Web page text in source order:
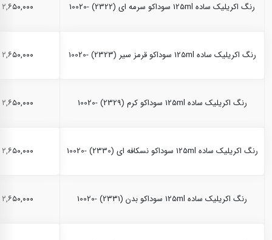
رنگ اکریلیک ساده 125ml سوداکو سرمه ای (2322) -10020 ۲,۶۵۰,۰۰۰ ریال
رنگ اکریلیک ساده 125ml سوداکو قرمز سیر (2323) -10020 ۲,۶۵۰,۰۰۰ ریال
رنگ اکریلیک ساده 125ml سوداکو کرم (2329) -10020 ۲,۶۵۰,۰۰۰ ریال
رنگ اکریلیک ساده 125ml سوداکو نسکافه ای (2330) -10020 ۲,۶۵۰,۰۰۰ ریال
رنگ اکریلیک ساده 125ml سوداکو بدن (2331) -10020 ۲,۶۵۰,۰۰۰ ریال